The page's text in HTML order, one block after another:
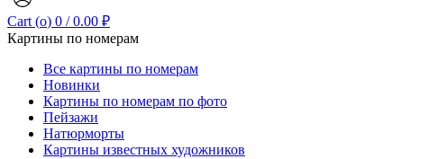
Cart (o) 0 / 0.00 ₽
Картины по номерам
Все картины по номерам
Новинки
Картины по номерам по фото
Пейзажи
Натюрморты
Картины известных художников